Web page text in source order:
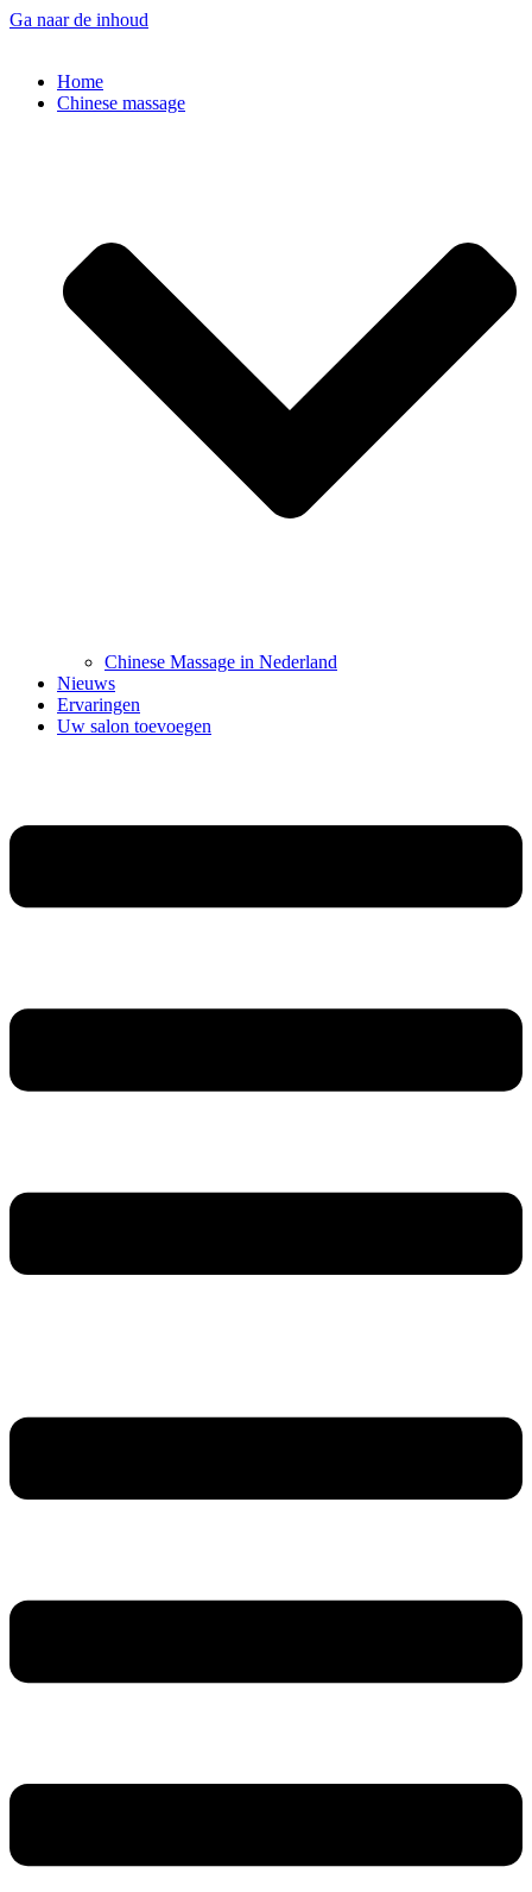
Ga naar de inhoud
Home
Chinese massage
Chinese Massage in Nederland
Nieuws
Ervaringen
Uw salon toevoegen